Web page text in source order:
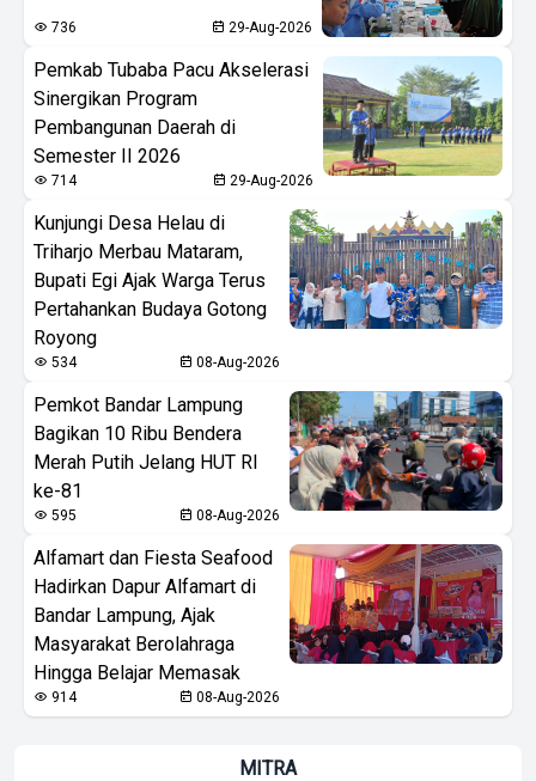
736 29-Aug-2026
Pemkab Tubaba Pacu Akselerasi
Sinergikan Program
Pembangunan Daerah di
Semester II 2026
714 29-Aug-2026
Kunjungi Desa Helau di
Triharjo Merbau Mataram,
Bupati Egi Ajak Warga Terus
Pertahankan Budaya Gotong
Royong
534 08-Aug-2026
Pemkot Bandar Lampung
Bagikan 10 Ribu Bendera
Merah Putih Jelang HUT RI
ke-81
595 08-Aug-2026
Alfamart dan Fiesta Seafood
Hadirkan Dapur Alfamart di
Bandar Lampung, Ajak
Masyarakat Berolahraga
Hingga Belajar Memasak
914 08-Aug-2026
MITRA